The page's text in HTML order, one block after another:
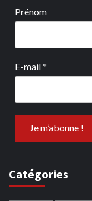
Prénom
E-mail*
Catégories